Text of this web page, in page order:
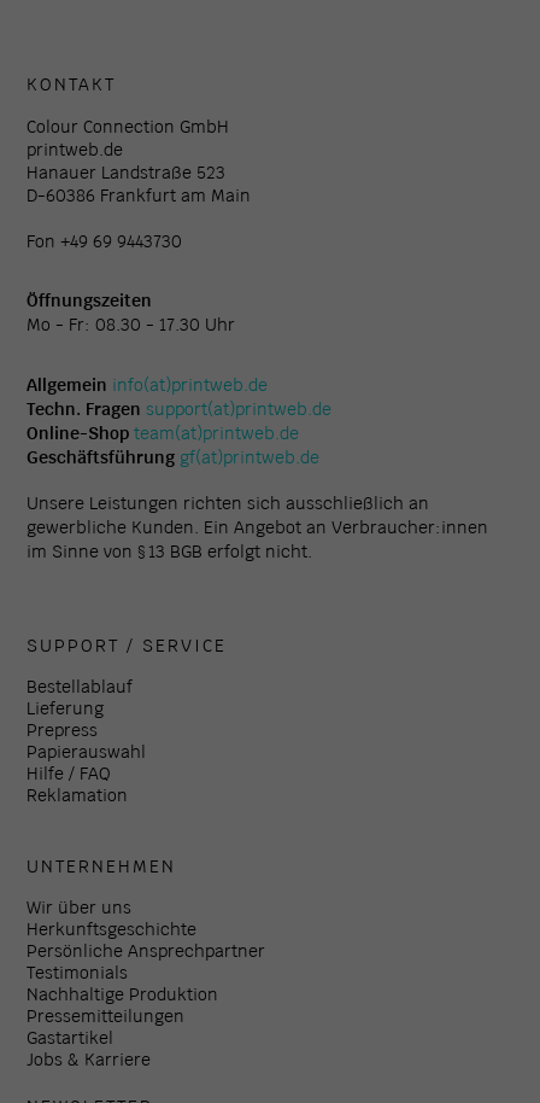
KONTAKT
Colour Connection GmbH
printweb.de
Hanauer Landstraße 523
D-60386 Frankfurt am Main
Fon +49 69 9443730
Öffnungszeiten
Mo - Fr: 08.30 - 17.30 Uhr
Allgemein info(at)printweb.de
Techn. Fragen support(at)printweb.de
Online-Shop team(at)printweb.de
Geschäftsführung gf(at)printweb.de
Unsere Leistungen richten sich ausschließlich an
gewerbliche Kunden. Ein Angebot an Verbraucher:innen
im Sinne von § 13 BGB erfolgt nicht.
SUPPORT / SERVICE
Bestellablauf
Lieferung
Prepress
Papierauswahl
Hilfe / FAQ
Reklamation
UNTERNEHMEN
Wir über uns
Herkunftsgeschichte
Persönliche Ansprechpartner
Testimonials
Nachhaltige Produktion
Pressemitteilungen
Gastartikel
Jobs & Karriere